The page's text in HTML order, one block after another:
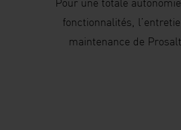
Pour une totale
fonctionnalités,
maintenance de